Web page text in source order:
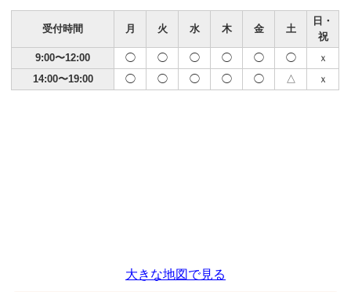
受付時間 月 火 水 木 金 土
日・
祝
9:00〜12:00
◯ ◯ ◯ ◯ ◯ ◯
ｘ
14:00〜19:00
◯ ◯ ◯ ◯ ◯ △ ｘ
大きな地図で見る